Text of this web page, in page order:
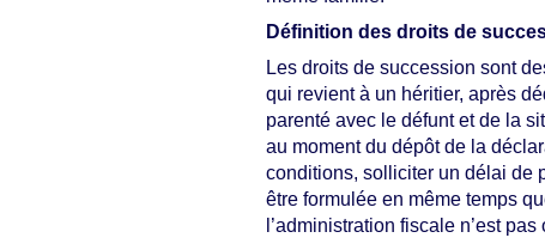
Définition des droits de
Les droits de succession sont
qui revient à un héritier, après
parenté avec le défunt et de la
au moment du dépôt de la
conditions, solliciter un délai de
être formulée en même temps
l’administration fiscale n’est